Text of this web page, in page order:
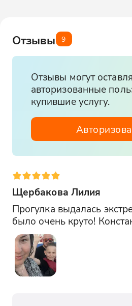
Отзывы 9
Отзывы могут
авторизованные
купившие услугу.
Щербакова Лилия
Прогулка выдалась
было очень круто!